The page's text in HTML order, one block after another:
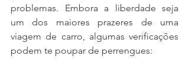
problemas. Embora a liberdade seja
um dos maiores prazeres de uma
viagem de carro, algumas verificações
podem te poupar de perrengues: